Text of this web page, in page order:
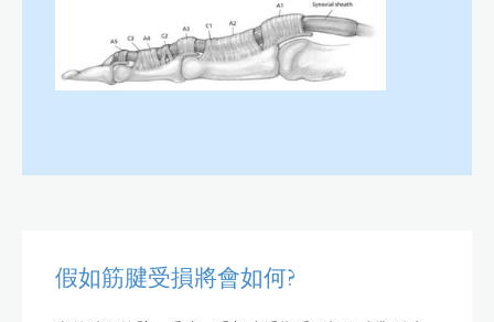
假如筋腱受損將會如何?